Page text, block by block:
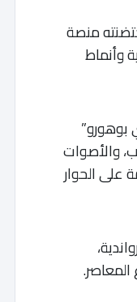
منصة
وأنماط
بوهورو”
والأصوات
على الحوار